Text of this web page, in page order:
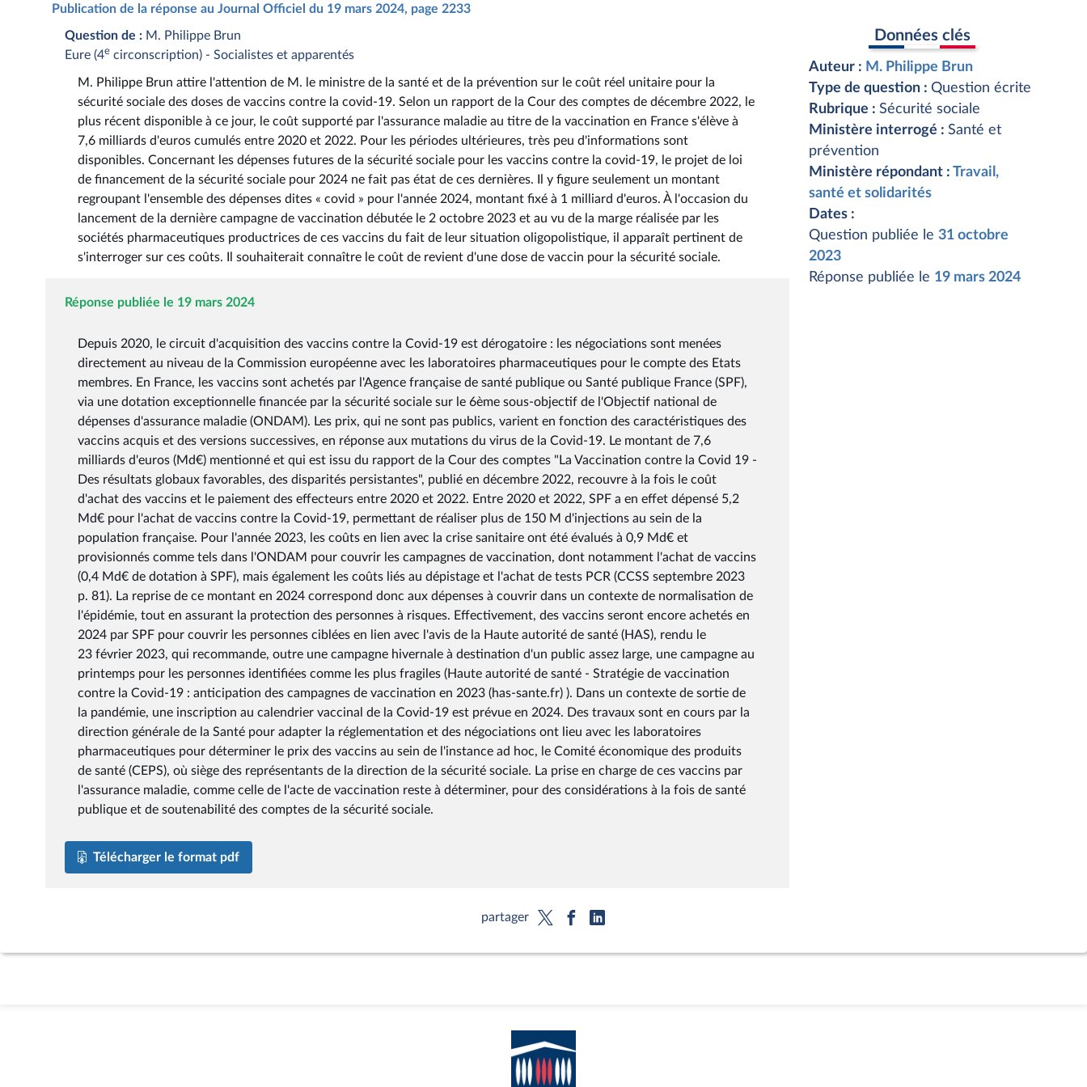
Publication de la réponse au Journal Officiel du 19 mars 2024, page 2233
Question de : M. Philippe Brun
Eure (4e circonscription) - Socialistes et apparentés
M. Philippe Brun attire l'attention de M. le ministre de la santé et de la prévention sur le coût réel unitaire pour la
sécurité sociale des doses de vaccins contre la covid-19. Selon un rapport de la Cour des comptes de décembre 2022, le
plus récent disponible à ce jour, le coût supporté par l'assurance maladie au titre de la vaccination en France s'élève à
7,6 milliards d'euros cumulés entre 2020 et 2022. Pour les périodes ultérieures, très peu d'informations sont
disponibles. Concernant les dépenses futures de la sécurité sociale pour les vaccins contre la covid-19, le projet de loi
de financement de la sécurité sociale pour 2024 ne fait pas état de ces dernières. Il y figure seulement un montant
regroupant l'ensemble des dépenses dites « covid » pour l'année 2024, montant fixé à 1 milliard d'euros. À l'occasion du
lancement de la dernière campagne de vaccination débutée le 2 octobre 2023 et au vu de la marge réalisée par les
sociétés pharmaceutiques productrices de ces vaccins du fait de leur situation oligopolistique, il apparaît pertinent de
s'interroger sur ces coûts. Il souhaiterait connaître le coût de revient d'une dose de vaccin pour la sécurité sociale.
Réponse publiée le 19 mars 2024
Depuis 2020, le circuit d'acquisition des vaccins contre la Covid-19 est dérogatoire : les négociations sont menées
directement au niveau de la Commission européenne avec les laboratoires pharmaceutiques pour le compte des Etats
membres. En France, les vaccins sont achetés par l'Agence française de santé publique ou Santé publique France (SPF),
via une dotation exceptionnelle financée par la sécurité sociale sur le 6ème sous-objectif de l'Objectif national de
dépenses d'assurance maladie (ONDAM). Les prix, qui ne sont pas publics, varient en fonction des caractéristiques des
vaccins acquis et des versions successives, en réponse aux mutations du virus de la Covid-19. Le montant de 7,6
milliards d'euros (Md€) mentionné et qui est issu du rapport de la Cour des comptes "La Vaccination contre la Covid 19 -
Des résultats globaux favorables, des disparités persistantes", publié en décembre 2022, recouvre à la fois le coût
d'achat des vaccins et le paiement des effecteurs entre 2020 et 2022. Entre 2020 et 2022, SPF a en effet dépensé 5,2
Md€ pour l'achat de vaccins contre la Covid-19, permettant de réaliser plus de 150 M d'injections au sein de la
population française. Pour l'année 2023, les coûts en lien avec la crise sanitaire ont été évalués à 0,9 Md€ et
provisionnés comme tels dans l'ONDAM pour couvrir les campagnes de vaccination, dont notamment l'achat de vaccins
(0,4 Md€ de dotation à SPF), mais également les coûts liés au dépistage et l'achat de tests PCR (CCSS septembre 2023
p. 81). La reprise de ce montant en 2024 correspond donc aux dépenses à couvrir dans un contexte de normalisation de
l'épidémie, tout en assurant la protection des personnes à risques. Effectivement, des vaccins seront encore achetés en
2024 par SPF pour couvrir les personnes ciblées en lien avec l'avis de la Haute autorité de santé (HAS), rendu le
23 février 2023, qui recommande, outre une campagne hivernale à destination d'un public assez large, une campagne au
printemps pour les personnes identifiées comme les plus fragiles (Haute autorité de santé - Stratégie de vaccination
contre la Covid-19 : anticipation des campagnes de vaccination en 2023 (has-sante.fr) ). Dans un contexte de sortie de
la pandémie, une inscription au calendrier vaccinal de la Covid-19 est prévue en 2024. Des travaux sont en cours par la
direction générale de la Santé pour adapter la réglementation et des négociations ont lieu avec les laboratoires
pharmaceutiques pour déterminer le prix des vaccins au sein de l'instance ad hoc, le Comité économique des produits
de santé (CEPS), où siège des représentants de la direction de la sécurité sociale. La prise en charge de ces vaccins par
l'assurance maladie, comme celle de l'acte de vaccination reste à déterminer, pour des considérations à la fois de santé
publique et de soutenabilité des comptes de la sécurité sociale.
Télécharger le format pdf
Données clés
Auteur : M. Philippe Brun
Type de question : Question écrite
Rubrique : Sécurité sociale
Ministère interrogé : Santé et
prévention
Ministère répondant : Travail,
santé et solidarités
Dates :
Question publiée le 31 octobre
2023
Réponse publiée le 19 mars 2024
partager